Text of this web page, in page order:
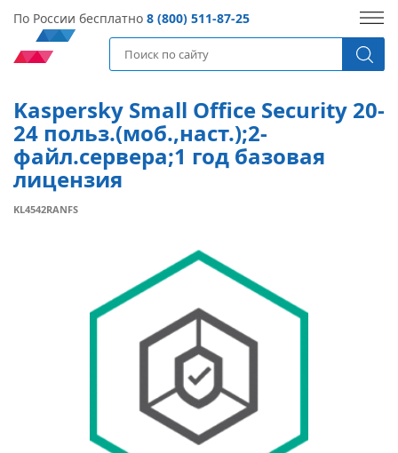
По России бесплатно 8 (800) 511-87-25
Kaspersky Small Office Security 20-
24 польз.(моб.,наст.);2-
файл.сервера;1 год базовая
лицензия
KL4542RANFS